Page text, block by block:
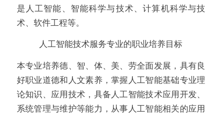
是人工智能、智能科学与技术、计算机科学与技
术、软件工程等。
人工智能技术服务专业的职业培养目标
本专业培养德、智、体、美、劳全面发展，具有良
好职业道德和人文素养，掌握人工智能基础专业理
论知识、应用技术，具备人工智能技术应用开发、
系统管理与维护等能力，从事人工智能相关的应用